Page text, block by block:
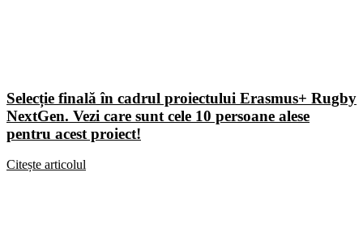
Selecție finală în cadrul proiectului Erasmus+ Rugby
NextGen. Vezi care sunt cele 10 persoane alese
pentru acest proiect!
Citește articolul